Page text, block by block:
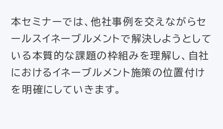
本セミナーでは、他社事例を交えながらセ
ールスイネーブルメントで解決しようとして
いる本質的な課題の枠組みを理解し、自社
におけるイネーブルメント施策の位置付け
を明確にしていきます。